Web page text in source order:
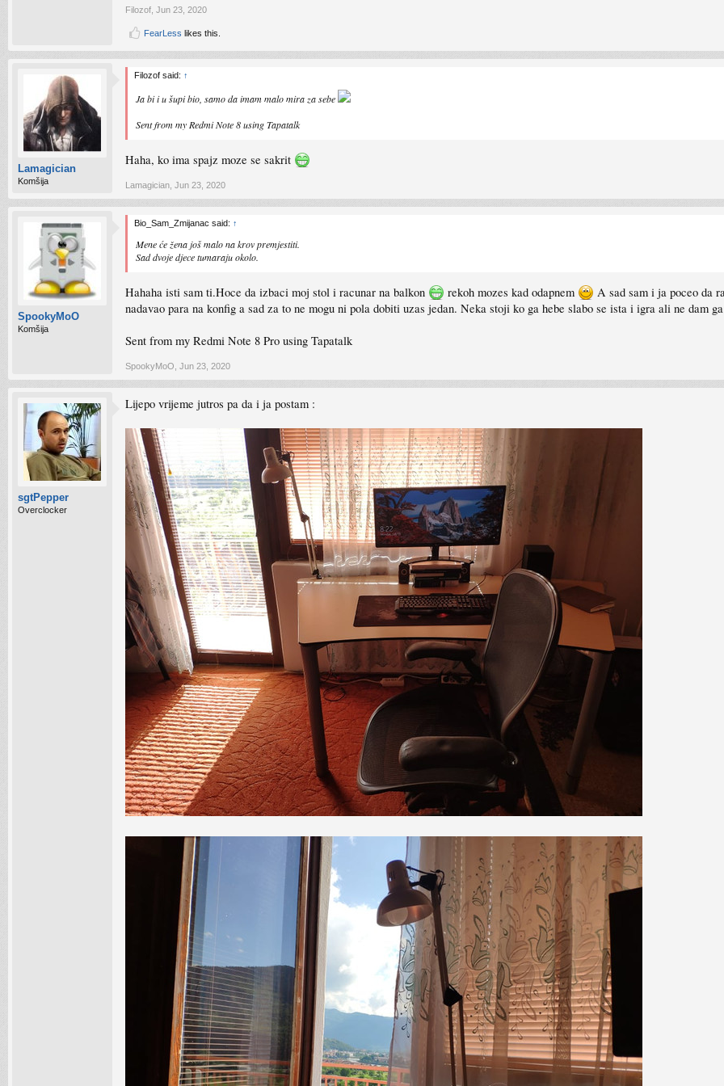
Filozof Jun 23, 2020
FearLess likes this.
Lamagician
Komšija
Filozof said: ↑
Ja bi i u šupi bio, samo da imam malo mira za sebe
Sent from my Redmi Note 8 using Tapatalk
Haha, ko ima spajz moze se sakrit
Lamagician Jun 23, 2020
SpookyMoO
Komšija
Bio_Sam_Zmijanac said: ↑
Mene će žena još malo na krov premjestiti.
Sad dvoje djece tumaraju okolo.
Hahaha isti sam ti.Hoce da izbaci moj stol i racunar na balkon rekoh mozes kad odapnem
A sad sam i ja poceo da
nadavao para na konfig a sad za to ne mogu ni pola dobiti uzas jedan. Neka stoji ko ga hebe slabo se ista i igra ali ne dam
Sent from my Redmi Note 8 Pro using Tapatalk
SpookyMoO Jun 23, 2020
sgtPepper
Overclocker
Lijepo vrijeme jutros pa da i ja postam :